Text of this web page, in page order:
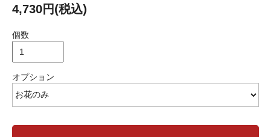
4,730円(税込)
個数
オプション